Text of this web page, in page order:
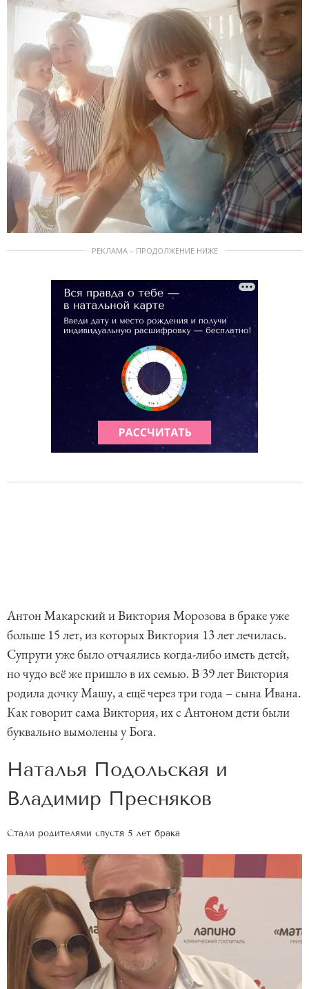
РЕКЛАМА – ПРОДОЛЖЕНИЕ НИЖЕ
Антон Макарский и Виктория Морозова в браке уже
больше 15 лет, из которых Виктория 13 лет лечилась.
Супруги уже было отчаялись когда-либо иметь детей,
но чудо всё же пришло в их семью. В 39 лет Виктория
родила дочку Машу, а ещё через три года – сына Ивана.
Как говорит сама Виктория, их с Антоном дети были
буквально вымолены у Бога.
Наталья Подольская и
Владимир Пресняков
Стали родителями спустя 5 лет брака